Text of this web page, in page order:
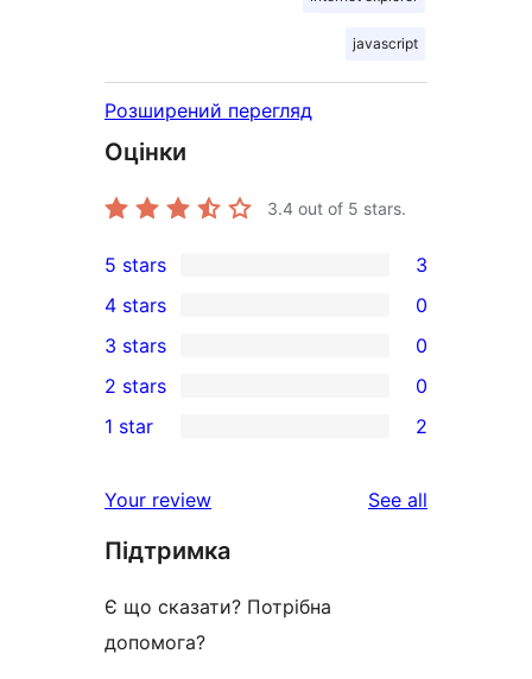
javascript
Розширений перегляд
Оцінки
3.4 out of 5 stars.
3
5-
star
reviews
5 stars 3
4-
star
reviews
4 stars 0
0
3-
star
3 stars 0
2-
reviews
2 stars 0
star
reviews
1 star 2
Your review See all
Підтримка
Є що сказати? Потрібна
допомога?